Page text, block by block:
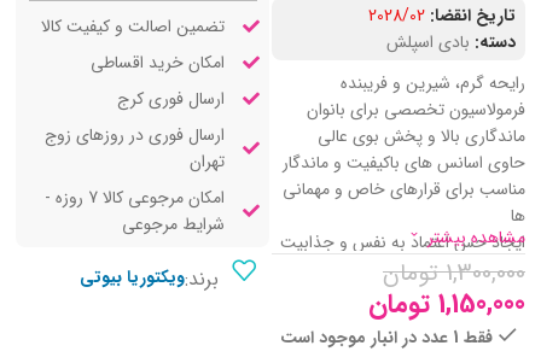
تاریخ انقضا: 2028/02
دسته: بادی اسپلش
رایحه گرم، شیرین و فریبنده
فرمولاسیون تخصصی برای بانوان
ماندگاری بالا و پخش بوی عالی
حاوی اسانس‌ های باکیفیت و ماندگار
مناسب برای قرارهای خاص و مهمانی‌
ها
ایجاد حس اعتماد به‌ نفس و جذابیت
جذب سریع بدون ایجاد چسبندگی
روی پوست
طراحی زیبا و مدرن بطری
الهام‌ گرفته از عطر Eau So Sexy
مشاهده بیشتر
1,300,000 تومان
1,150,000 تومان
فقط 1 عدد در انبار موجود است
تضمین اصالت و کیفیت کالا
امکان خرید اقساطی
ارسال فوری کرج
ارسال فوری در روزهای زوج
تهران
امکان مرجوعی کالا 7 روزه -
شرایط مرجوعی
برند:ویکتوریا بیوتی